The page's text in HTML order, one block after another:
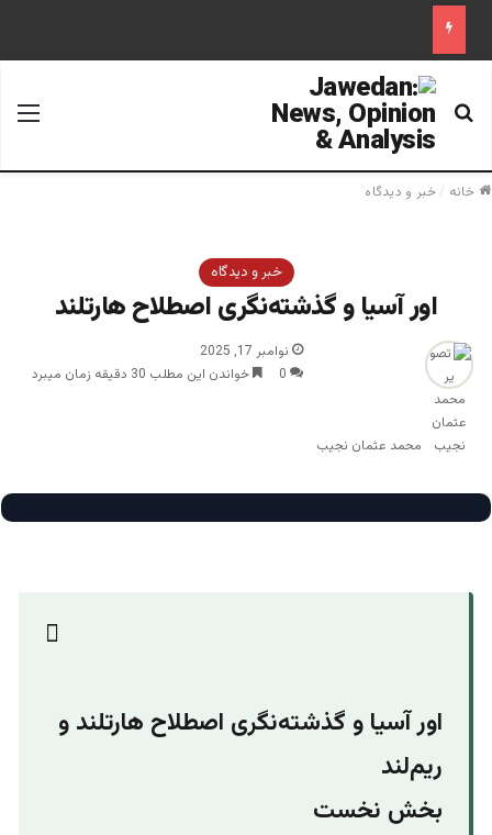
جستجو برای
خانه /خبر و دیدگاه
خبر و دیدگاه
اور آسیا و گذشته‌نگری اصطلاح هارتلند‎
محمد عثمان نجیب
نوامبر 17, 2025
0
خواندن این مطلب 30 دقیقه زمان میبرد
اور آسیا و گذشته‌نگری اصطلاح هارتلند و
ریم‌لند
بخش نخست